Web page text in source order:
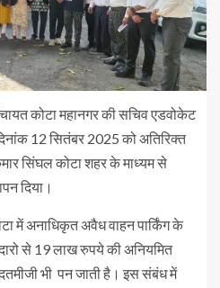
कोटा महानगर की सचिव एडवोकेट
12 सितंबर 2025 को अतिरिक्त
सिंघल कोटा शहर के माध्यम से
दिया।
में अनाधिकृत अवैध वाहन पार्किंग के
से 19 लाख रुपये की अनियमित
भी पन जाती है। इस संबंध में